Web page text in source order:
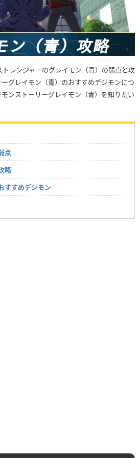
レンジャーのグレイモン（青）の弱点と攻
グレイモン（青）のおすすめデジモンにつ
ンストーリーグレイモン（青）を知りたい
点
略
すすめデジモン